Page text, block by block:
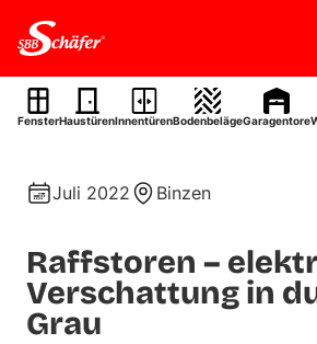
FensterHaustürenInnentürenBodenbelägeGaragentore
Raffstoren
Juli 2022 Binzen
Raffstoren –
Verschattung in
Grau